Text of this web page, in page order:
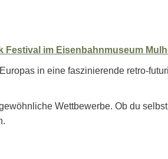
Festival im Eisenbahnmuseum
in eine faszinierende retro-
Wettbewerbe. Ob du